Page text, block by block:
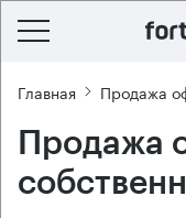
Главная Продажа
Продажа